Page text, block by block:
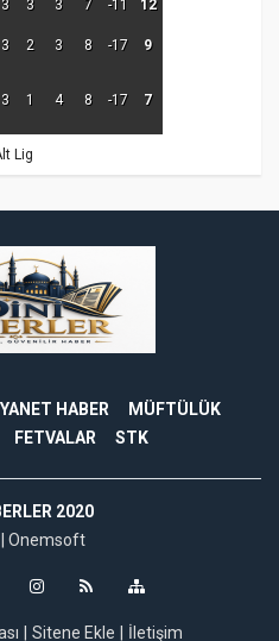
3 3 7 -11 12
2 3 8 -17 9
1 4 8 -17 7
Lig
HABER
MÜFTÜLÜK
FETVALAR STK
2020
Onemsoft
Sitene Ekle İletişim